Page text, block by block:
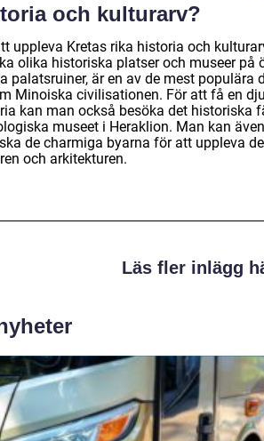
och kulturarv?
uppleva Kretas rika historia och
olika historiska platser och museer på
palatsruiner, är en av de mest populära
Minoiska civilisationen. För att få en
kan man också besöka det historiska
museet i Heraklion. Man kan
de charmiga byarna för att uppleva
och arkitekturen.
Läs fler inlägg